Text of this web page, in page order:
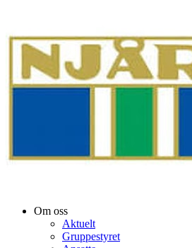
Om oss
Aktuelt
Gruppestyret